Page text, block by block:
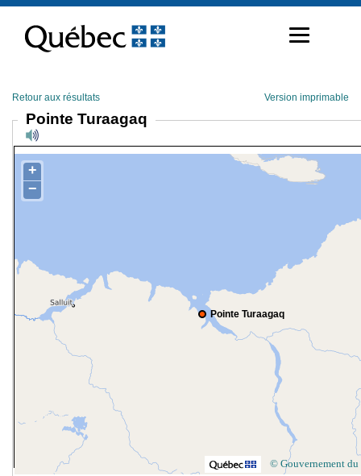
contenu
Retour aux résultats Version imprimable
Pointe Turaagaq
Pointe Turaagaq
+
−
© Gouvernement du